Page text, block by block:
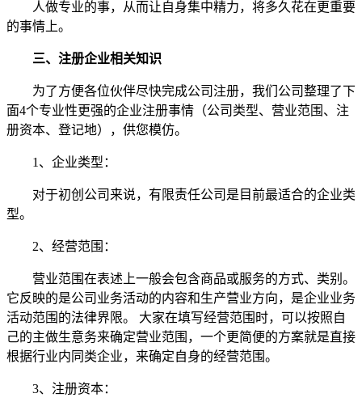
人做专业的事，从而让自身集中精力，将多久花在更重要
的事情上。
三、注册企业相关知识
为了方便各位伙伴尽快完成公司注册，我们公司整理了下
面4个专业性更强的企业注册事情（公司类型、营业范围、注
册资本、登记地），供您模仿。
1、企业类型：
对于初创公司来说，有限责任公司是目前最适合的企业类
型。
2、经营范围：
营业范围在表述上一般会包含商品或服务的方式、类别。
它反映的是公司业务活动的内容和生产营业方向，是企业业务
活动范围的法律界限。 大家在填写经营范围时，可以按照自
己的主做生意务来确定营业范围，一个更简便的方案就是直接
根据行业内同类企业，来确定自身的经营范围。
3、注册资本：